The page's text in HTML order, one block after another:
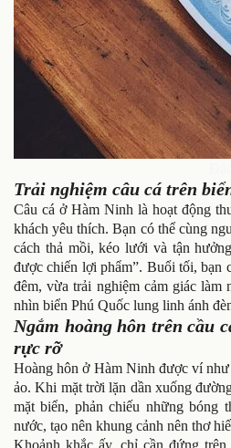
Trải nghiệm câu cá trên
Câu cá ở Hàm Ninh là hoạt động
khách yêu thích. Bạn có thể cùng
cách thả mồi, kéo lưới và tận
được chiến lợi phẩm”. Buổi tối, bạn
đêm, vừa trải nghiệm cảm giác làm
nhìn biển Phú Quốc lung linh ánh
Ngắm hoàng hôn trên cầu
rực rỡ
Hoàng hôn ở Hàm Ninh được ví
ảo. Khi mặt trời lặn dần xuống
mặt biển, phản chiếu những bóng
nước, tạo nên khung cảnh nên thơ